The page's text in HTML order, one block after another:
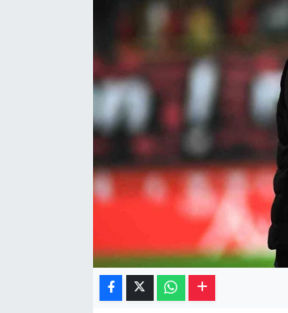
Resmi İlanlar
Sinemalar